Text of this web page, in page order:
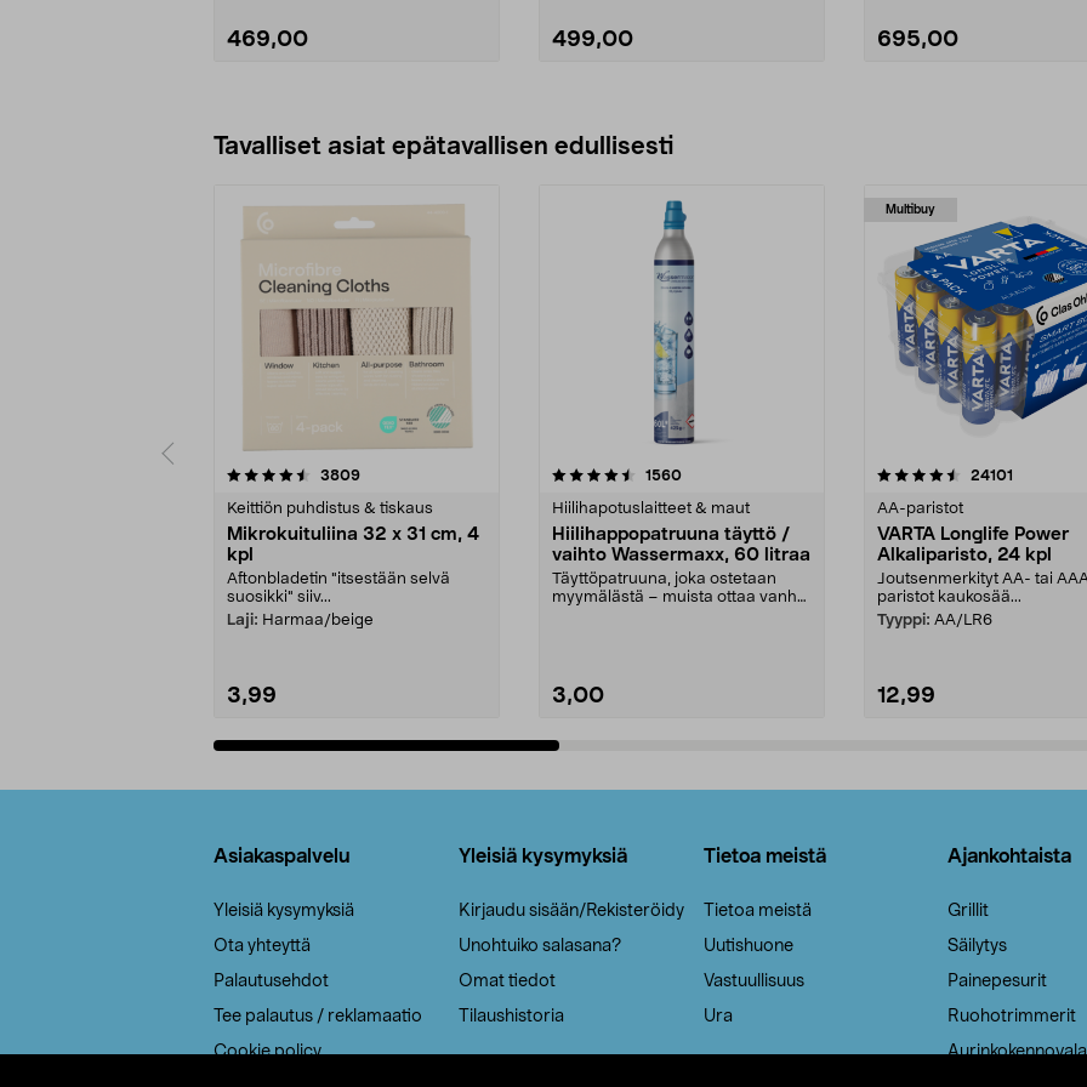
469,00 499,00 695,00
Tavalliset asiat epätavallisen edullisesti
3809arvostelut
Keittiön puhdistus & tiskaus
Mikrokuituliina 32 x 31 cm, 4
kpl
Aftonbladetin "itsestään selvä
suosikki" siiv...
Laji: Harmaa/beige
3,99
4.5viidestä
1560arvostelut
Hiilihapotuslaitteet & maut
Hiilihappopatruuna täyttö /
vaihto Wassermaxx, 60 litraa
Täyttöpatruuna, joka ostetaan
myymälästä – muista ottaa vanha
3,00
Multibuy
4.5viidestä
24101
AA-paristot
VARTA Longlife Power
Alkaliparisto, 24 kpl
Joutsenmerkityt AA- tai
paristot kaukosää...
Tyyppi: AA/LR6
12,99
4.5viidestä
Asiakaspalvelu
Yleisiä kysymyksiä
Ota yhteyttä
Palautusehdot
Tee palautus / reklamaatio
Cookie policy
Yleisiä kysymyksiä
Kirjaudu sisään/Rekisteröidy
Unohtuiko salasana?
Omat tiedot
Tilaushistoria
Tietoa meistä
Tietoa meistä
Uutishuone
Vastuullisuus
Ura
Ajankohtaista
Grillit
Säilytys
Painepesurit
Ruohotrimmerit